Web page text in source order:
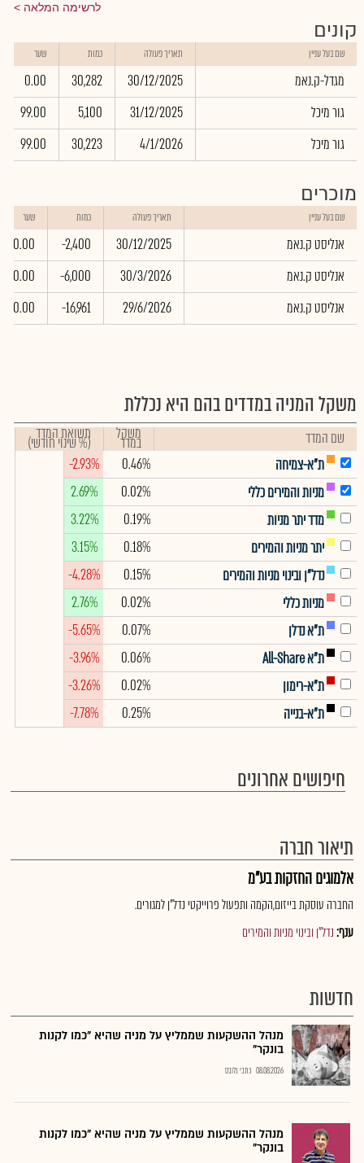
לרשימה המלאה
קונים
שם בעל עניין תאריך פעולה כמות שער
מגדל-ק.נאמ 30/12/2025
30,282
0.00
גור מיכל
31/12/2025
5,100
99.00
גור מיכל
4/1/2026
30,223
99.00
מוכרים
שם בעל עניין תאריך פעולה כמות שער
אנליסט ק.נאמ 30/12/2025
-2,400
0.00
אנליסט ק.נאמ
30/3/2026
-6,000
0.00
אנליסט ק.נאמ
29/6/2026
-16,961
0.00
משקל המניה במדדים בהם היא נכללת
שם המדד משקל
במדד תשואת המדד
(% שינוי חודשי)
ת"א-צמיחה
0.46%
-2.93%
מניות והמירים כללי
0.02%
2.69%
מדד יתר מניות
0.19%
3.22%
יתר מניות והמירים
0.18%
3.15%
נדל"ן ובינוי מניות והמירים
0.15%
-4.28%
מניות כללי
0.02%
2.76%
ת"א נדלן
0.07%
-5.65%
ת"א All-Share
0.06%
-3.96%
ת"א-רימון
0.02%
-3.26%
ת"א-בנייה
0.25%
-7.78%
חיפושים אחרונים
תיאור חברה
אלמוגים החזקות בע"מ
החברה עוסקת בייזום,הקמה ותפעול פרוייקטי נדל"ן למגורים.
ענף:נדל"ן ובינוי מניות והמירים
חדשות
מנהל ההשקעות שממליץ על מניה שהיא "כמו לקנות
בונקר"
08.08.2026 כתבי גלובס
מנהל ההשקעות שממליץ על מניה שהיא "כמו לקנות
בונקר"